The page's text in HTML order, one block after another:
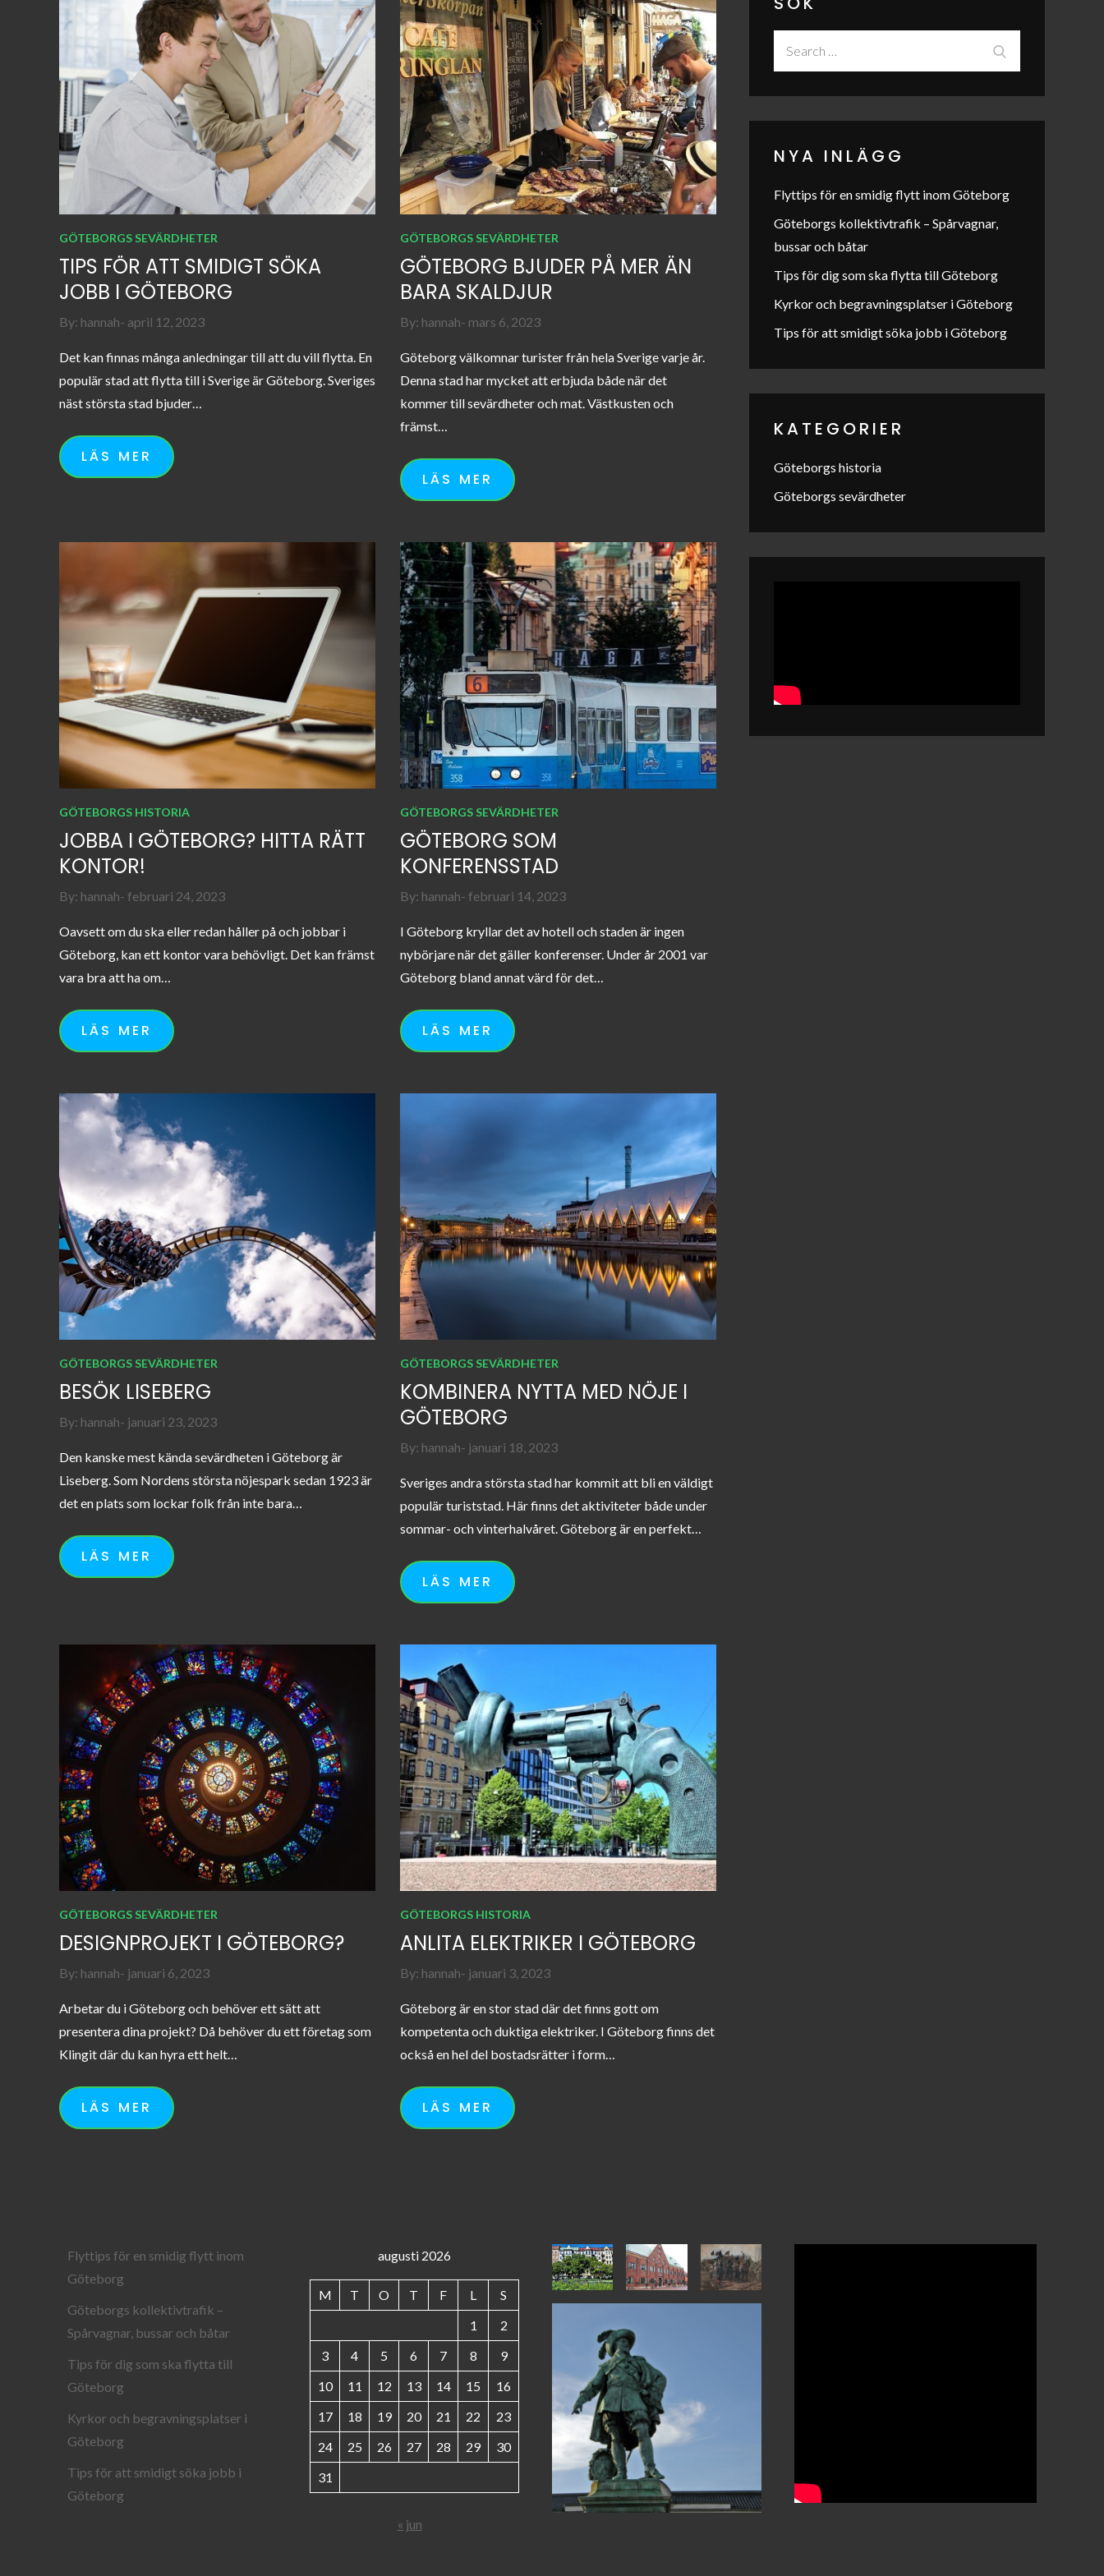
GÖTEBORGS SEVÄRDHETER
TIPS FÖR ATT SMIDIGT SÖKA
JOBB I GÖTEBORG
By: hannah Posted
april 12, 2023
Det kan finnas många anledningar till att du vill flytta. En
populär stad att flytta till i Sverige är Göteborg. Sveriges
näst största stad bjuder…
LÄS MER
GÖTEBORGS SEVÄRDHETER
GÖTEBORG BJUDER PÅ MER ÄN
BARA SKALDJUR
By: hannah Posted
mars 6, 2023
Göteborg välkomnar turister från hela Sverige varje år.
Denna stad har mycket att erbjuda både när det
kommer till sevärdheter och mat. Västkusten och
främst…
LÄS MER
GÖTEBORGS HISTORIA
JOBBA I GÖTEBORG? HITTA RÄTT
KONTOR!
By: hannah Posted
februari 24, 2023
Oavsett om du ska eller redan håller på och jobbar i
Göteborg, kan ett kontor vara behövligt. Det kan främst
vara bra att ha om…
LÄS MER
GÖTEBORGS SEVÄRDHETER
GÖTEBORG SOM
KONFERENSSTAD
By: hannah Posted
februari 14, 2023
I Göteborg kryllar det av hotell och staden är ingen
nybörjare när det gäller konferenser. Under år 2001 var
Göteborg bland annat värd för det…
LÄS MER
GÖTEBORGS SEVÄRDHETER
BESÖK LISEBERG
By: hannah Posted
januari 23, 2023
Den kanske mest kända sevärdheten i Göteborg är
Liseberg. Som Nordens största nöjespark sedan 1923 är
det en plats som lockar folk från inte bara…
LÄS MER
GÖTEBORGS SEVÄRDHETER
KOMBINERA NYTTA MED NÖJE I
GÖTEBORG
By: hannah Posted
januari 18, 2023
Sveriges andra största stad har kommit att bli en väldigt
populär turiststad. Här finns det aktiviteter både under
sommar- och vinterhalvåret. Göteborg är en perfekt…
LÄS MER
GÖTEBORGS SEVÄRDHETER
DESIGNPROJEKT I GÖTEBORG?
By: hannah Posted
januari 6, 2023
Arbetar du i Göteborg och behöver ett sätt att
presentera dina projekt? Då behöver du ett företag som
Klingit där du kan hyra ett helt…
LÄS MER
GÖTEBORGS HISTORIA
ANLITA ELEKTRIKER I GÖTEBORG
By: hannah Posted
januari 3, 2023
Göteborg är en stor stad där det finns gott om
kompetenta och duktiga elektriker. I Göteborg finns det
också en hel del bostadsrätter i form…
LÄS MER
NYA INLÄGG
Flyttips för en smidig flytt inom Göteborg
Göteborgs kollektivtrafik – Spårvagnar,
bussar och båtar
Tips för dig som ska flytta till Göteborg
Kyrkor och begravningsplatser i Göteborg
Tips för att smidigt söka jobb i Göteborg
KATEGORIER
Göteborgs historia
Göteborgs sevärdheter
Flyttips för en smidig flytt inom
Göteborg
Göteborgs kollektivtrafik –
Spårvagnar, bussar och båtar
Tips för dig som ska flytta till
Göteborg
Kyrkor och begravningsplatser i
Göteborg
Tips för att smidigt söka jobb i
Göteborg
augusti 2026
M T O T F L
S
1
2
3
4 5 6 7 8
9
10
11 12 13 14 15
16
17
18 19 20 21 22
23
24
25 26 27 28 29
30
31
« jun